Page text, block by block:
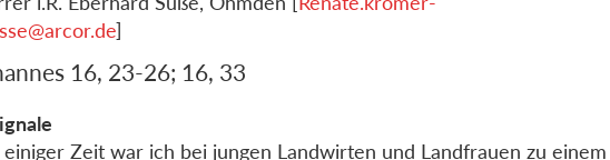
]
16, 23-26; 16, 33
Zeit war ich bei jungen Landwirten und Landfrauen zu einem